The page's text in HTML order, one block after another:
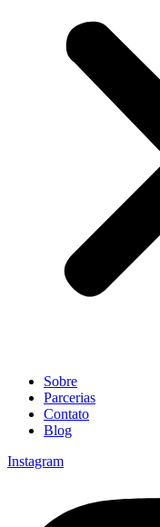
Sobre
Parcerias
Contato
Blog
Instagram